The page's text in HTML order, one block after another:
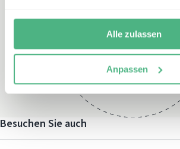
Alle zulassen
Anpassen
Montag – Freitag:
und nach individueller
Terminvereinbarung
Besuchen Sie auch